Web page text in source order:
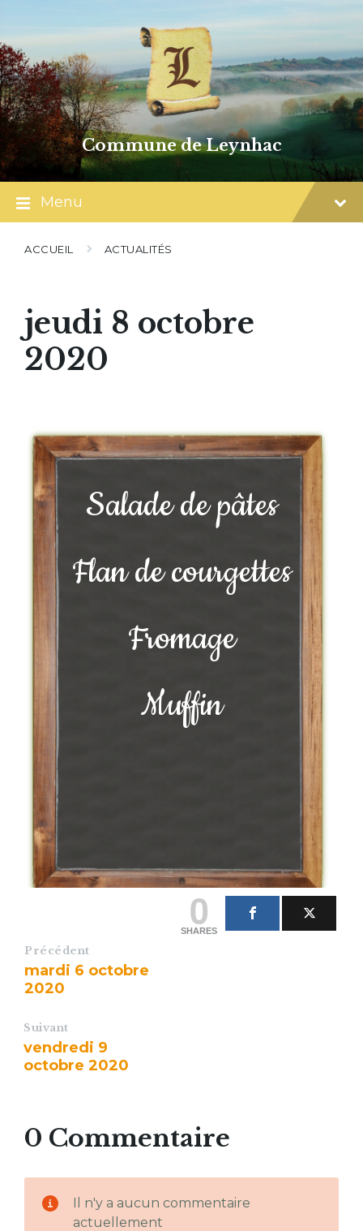
content
main
navigation
footer
Commune de Leynhac
Menu
ACCUEIL ACTUALITÉS
jeudi 8 octobre
2020
Salade de pâtes
Flan de courgettes
Fromage
Muffin
0
SHARES
Précédent
mardi 6 octobre
2020
Suivant
vendredi 9
octobre 2020
0 Commentaire
Il n'y a aucun commentaire
actuellement